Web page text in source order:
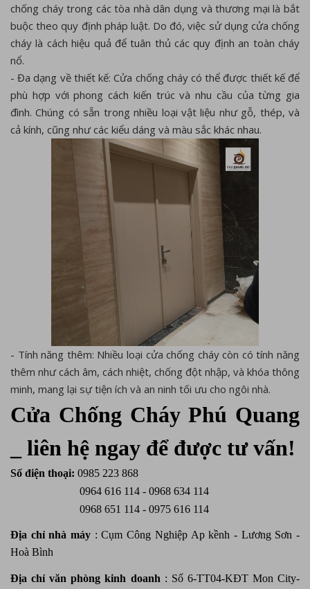
chống cháy trong các tòa nhà dân dụng và thương mại là bắt
buộc theo quy định pháp luật. Do đó, việc sử dụng cửa chống
cháy là cách hiệu quả để tuân thủ các quy định an toàn cháy
nổ.
- Đa dạng về thiết kế: Cửa chống cháy có thể được thiết kế để
phù hợp với phong cách kiến trúc và nhu cầu của từng gia
đình. Chúng có sẵn trong nhiều loại vật liệu như gỗ, thép, và
cả kính, cũng như các kiểu dáng và màu sắc khác nhau.
- Tính năng thêm: Nhiều loại cửa chống cháy còn có tính năng
thêm như cách âm, cách nhiệt, chống đột nhập, và khóa thông
minh, mang lại sự tiện ích và an ninh tối ưu cho ngôi nhà.
Cửa Chống Cháy Phú Quang
_ liên hệ ngay để được tư vấn!
Số điện thoại: 0985 223 868
0964 616 114 - 0968 634 114
0968 651 114 - 0975 616 114
Địa chỉ nhà máy : Cụm Công Nghiệp Ap kềnh - Lương Sơn -
Hoà Bình
Địa chỉ văn phòng kinh doanh : Số 6-TT04-KĐT Mon City-